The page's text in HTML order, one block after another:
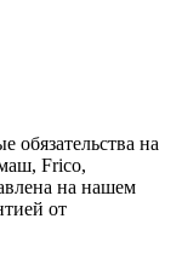
обязательства на
Frico,
на нашем
от